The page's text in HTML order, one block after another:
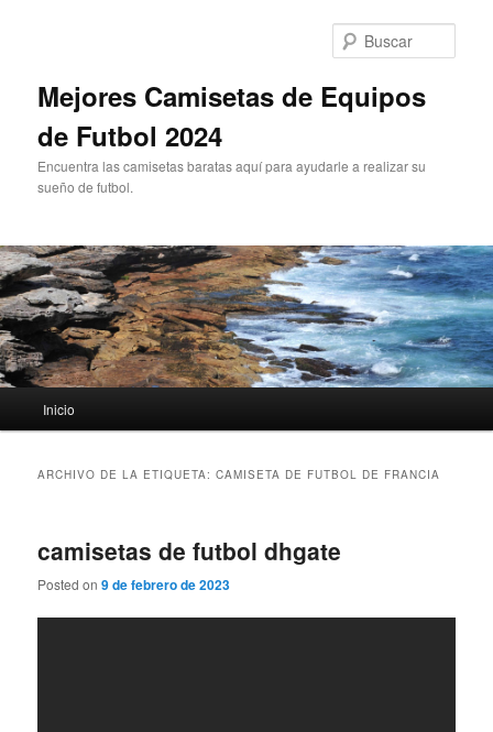
Mejores Camisetas de Equipos
de Futbol 2024
Encuentra las camisetas baratas aquí para ayudarle a realizar su
sueño de futbol.
principal
Inicio
ARCHIVO DE LA ETIQUETA:CAMISETA DE FUTBOL DE FRANCIA
camisetas de futbol dhgate
Posted on9 de febrero de 2023